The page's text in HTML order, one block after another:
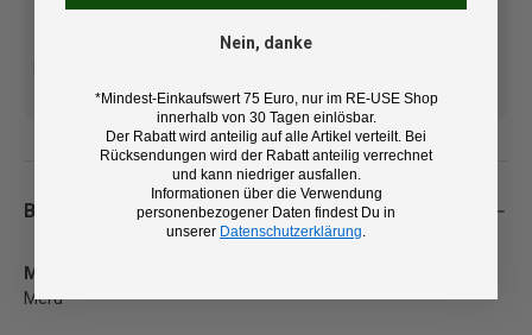
€ (DE/AT)
kostenlose Retoure
Beschreibung
Marke:
Meru
Nein, danke
*Mindest-Einkaufswert 75 Euro, nur im RE-USE Shop
innerhalb von 30 Tagen einlösbar.
Der Rabatt wird anteilig auf alle Artikel verteilt. Bei
Rücksendungen wird der Rabatt anteilig verrechnet
und kann niedriger ausfallen.
Informationen über die Verwendung
personenbezogener Daten findest Du in
unserer Datenschutzerklärung.